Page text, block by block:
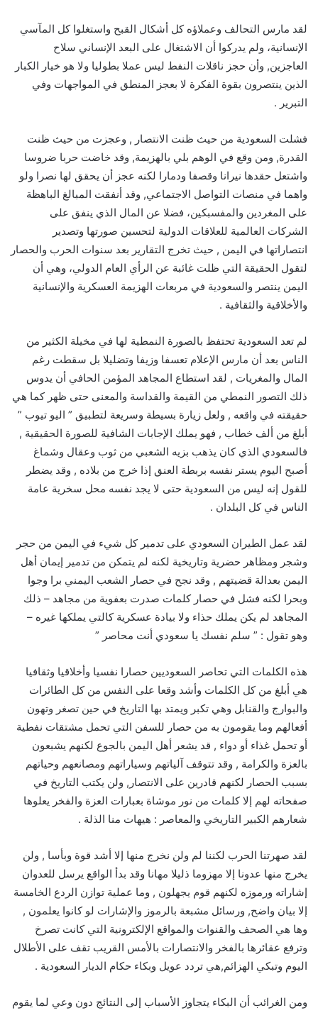
لقد مارس التحالف وعملاؤه كل أشكال القبح واستغلوا كل المآسي
الإنسانية، ولم يدركوا أن الاشتغال على البعد الإنساني سلاح
العاجزين, وأن حجز ناقلات النفط ليس عملا بطوليا ولا هو خيار الكبار
الذين ينتصرون بقوة الفكرة لا بعجز المنطق في المواجهات وفي
التبرير .
فشلت السعودية من حيث ظنت الانتصار , وعجزت من حيث ظنت
القدرة, ومن وقع في الوهم بلي بالهزيمة, وقد خاضت حربا ضروسا
واشتعل حقدها نيرانا وقصفا ودمارا لكنه عجز أن يحقق لها نصرا ولو
واهما في منصات التواصل الاجتماعي, وقد أنفقت المبالغ الباهظة
على المغردين والمفسبكين، فضلا عن المال الذي ينفق على
الشركات العالمية للعلاقات الدولية لتحسين صورتها وتصدير
انتصاراتها في اليمن , حيث تخرج التقارير بعد سنوات الحرب والحصار
لتقول الحقيقة التي ظلت غائبة عن الرأي العام الدولي، وهي أن
اليمن ينتصر والسعودية في مربعات الهزيمة العسكرية والإنسانية
والأخلاقية والثقافية .
لم تعد السعودية تحتفظ بالصورة النمطية لها في مخيلة الكثير من
الناس بعد أن مارس الإعلام تعسفا وزيفا وتضليلا بل سقطت رغم
المال والمغريات , لقد استطاع المجاهد المؤمن الحافي أن يدوس
ذلك التصور النمطي من القيمة والقداسة والمعنى حتى ظهر كما هي
حقيقته في واقعه , ولعل زيارة بسيطة وسريعة لتطبيق ” اليو تيوب ”
أبلغ من ألف خطاب , فهو يملك الإجابات الشافية للصورة الحقيقية ,
فالسعودي الذي كان يذهب بزيه الشعبي من ثوب وعقال وشماغ
أصبح اليوم يستر نفسه بربطة العنق إذا خرج من بلاده , وقد يضطر
للقول إنه ليس من السعودية حتى لا يجد نفسه محل سخرية عامة
الناس في كل البلدان .
لقد عمل الطيران السعودي على تدمير كل شيء في اليمن من حجر
وشجر ومظاهر حضرية وتاريخية لكنه لم يتمكن من تدمير إيمان أهل
اليمن بعدالة قضيتهم , وقد نجح في حصار الشعب اليمني برا وجوا
وبحرا لكنه فشل في حصار كلمات صدرت بعفوية من مجاهد – ذلك
المجاهد لم يكن يملك حذاء ولا بيادة عسكرية كالتي يملكها غيره –
وهو تقول : ” سلم نفسك يا سعودي أنت محاصر ”
هذه الكلمات التي تحاصر السعوديين حصارا نفسيا وأخلاقيا وثقافيا
هي أبلغ من كل الكلمات وأشد وقعا على النفس من كل الطائرات
والبوارج والقنابل وهي تكبر ويمتد بها التاريخ في حين تصغر وتهون
أفعالهم وما يقومون به من حصار للسفن التي تحمل مشتقات نفطية
أو تحمل غذاء أو دواء , قد يشعر أهل اليمن بالجوع لكنهم يشبعون
بالعزة والكرامة , وقد تتوقف آلياتهم وسياراتهم ومصانعهم وحياتهم
بسبب الحصار لكنهم قادرين على الانتصار, ولن يكتب التاريخ في
صفحاته لهم إلا كلمات من نور موشاة بعبارات العزة والفخر يعلوها
شعارهم الكبير التاريخي والمعاصر : هيهات منا الذلة .
لقد صهرتنا الحرب لكننا لم ولن نخرج منها إلا أشد قوة وبأسا , ولن
يخرج منها عدونا إلا مهزوما ذليلا مهانا وقد بدأ الواقع يرسل للعدوان
إشاراته ورموزه لكنهم قوم يجهلون , وما عملية توازن الردع الخامسة
إلا بيان واضح, ورسائل مشبعة بالرموز والإشارات لو كانوا يعلمون ,
وها هي الصحف والقنوات والمواقع الإلكترونية التي كانت تصرخ
وترفع عقائرها بالفخر والانتصارات بالأمس القريب تقف على الأطلال
اليوم وتبكي الهزائم,هي تردد عويل وبكاء حكام الديار السعودية .
ومن الغرائب أن البكاء يتجاوز الأسباب إلى النتائج دون وعي لما يقوم